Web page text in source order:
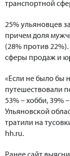
транспортной
25% ульяновцев
причем доля
(28% против
сферы продаж и
«Если не было бы
путешествовали
53% – хобби, 39%
Ульяновской
тратили на
hh.ru.